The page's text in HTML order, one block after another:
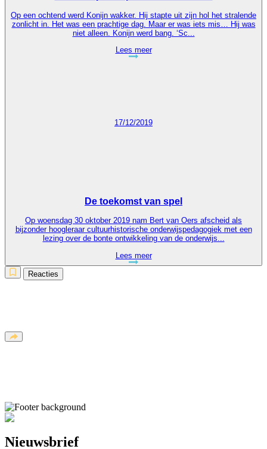
Op een ochtend werd Konijn wakker. Hij stapte uit zijn hol het stralende
zonlicht in. Het was een prachtige dag. Maar er was iets mis… Hij was
niet alleen. Konijn werd bang. ‘Sc...
Lees meer
17/12/2019
De toekomst van spel
Op woensdag 30 oktober 2019 nam Bert van Oers afscheid als
bijzonder hoogleraar cultuurhistorische onderwijspedagogiek met een
lezing over de bonte ontwikkeling van de onderwijs...
Lees meer
Reacties
Nieuwsbrief